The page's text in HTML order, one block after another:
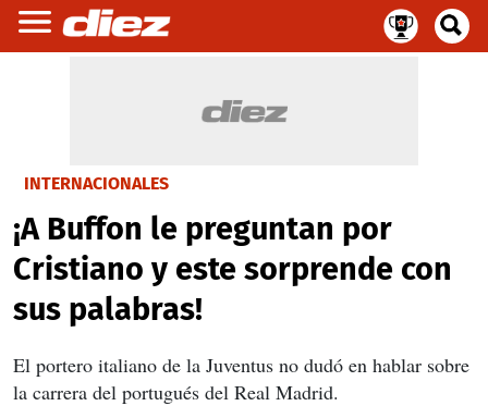
INTERNACIONALES
¡A Buffon le preguntan por
Cristiano y este sorprende con
sus palabras!
El portero italiano de la Juventus no dudó en hablar sobre
la carrera del portugués del Real Madrid.